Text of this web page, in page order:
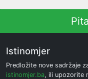
Istinomjer
Predložite nove sadržaje
istinomjer.ba, ili upozorite